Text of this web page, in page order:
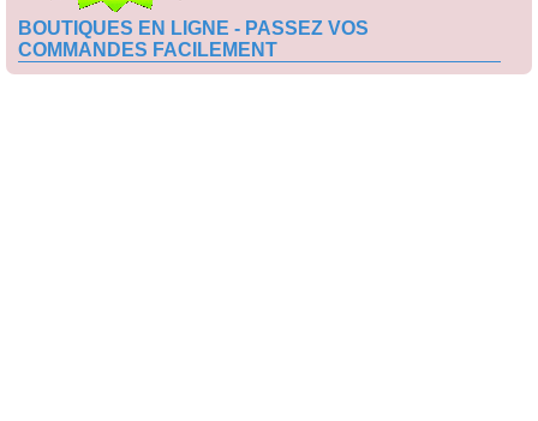
BOUTIQUES EN LIGNE - PASSEZ VOS
COMMANDES FACILEMENT